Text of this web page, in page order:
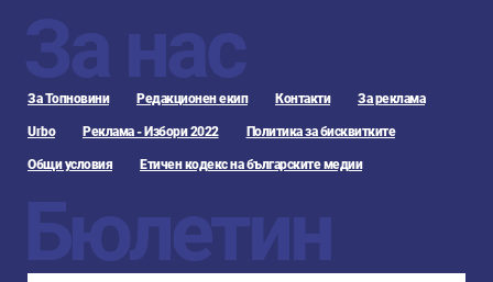
За нас
За Топновини Редакционен екип Контакти За реклама
Urbo Реклама - Избори 2022 Политика за бисквитките
Общи условия Етичен кодекс на българските медии
Бюлетин